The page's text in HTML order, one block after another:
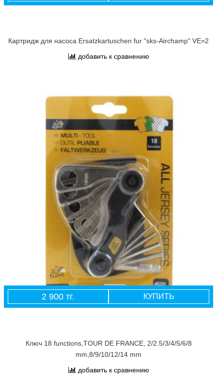
Картридж для насоса Ersatzkartuschen fur "sks-Airchamp" VE=2
добавить к сравнению
2 900 тг. КУПИТЬ
Ключ 18 functions,TOUR DE FRANCE, 2/2.5/3/4/5/6/8
mm,8/9/10/12/14 mm
добавить к сравнению